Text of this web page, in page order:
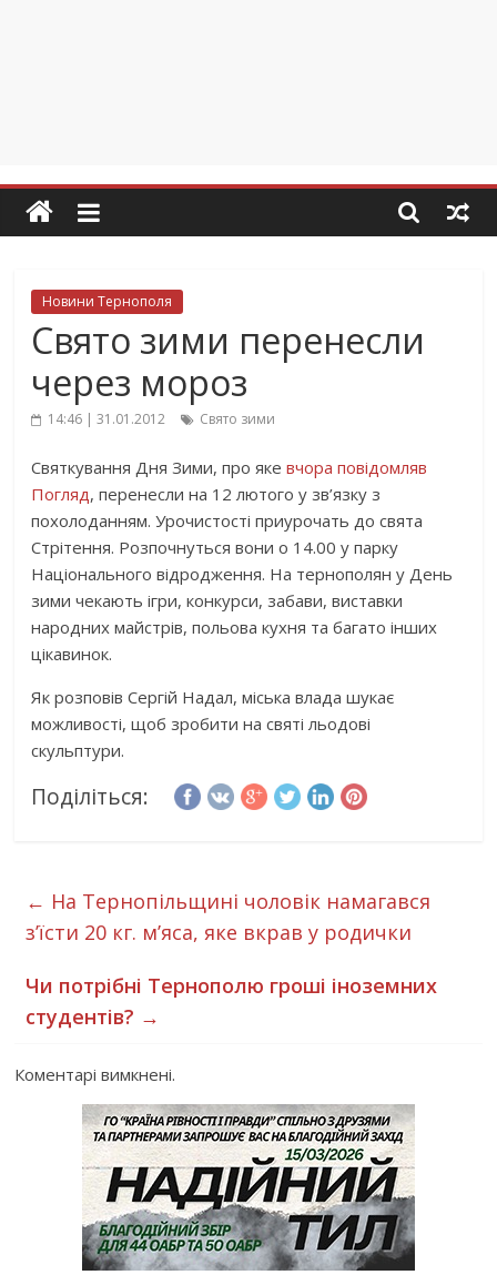
Новини Тернополя
Свято зими перенесли
через мороз
14:46 | 31.01.2012 Свято зими
Святкування Дня Зими, про яке вчора повідомляв
Погляд, перенесли на 12 лютого у зв’язку з
похолоданням. Урочистості приурочать до свята
Стрітення. Розпочнуться вони о 14.00 у парку
Національного відродження. На тернополян у День
зими чекають ігри, конкурси, забави, виставки
народних майстрів, польова кухня та багато інших
цікавинок.
Як розповів Сергій Надал, міська влада шукає
можливості, щоб зробити на святі льодові
скульптури.
Поділіться:
← На Тернопільщині чоловік намагався
з’їсти 20 кг. м’яса, яке вкрав у родички
Чи потрібні Тернополю гроші іноземних
студентів? →
Коментарі вимкнені.